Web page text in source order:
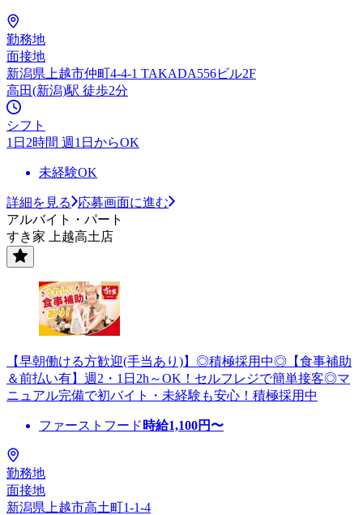
勤務地
面接地
新潟県上越市仲町4-4-1 TAKADA556ビル2F
高田(新潟)駅 徒歩2分
シフト
1日2時間 週1日からOK
未経験OK
詳細を見る
応募画面に進む
アルバイト・パート
すき家 上越高土店
【早朝働ける方歓迎(手当あり)】◎積極採用中◎【食事補助
＆前払い有】週2・1日2h～OK！セルフレジで簡単接客◎マ
ニュアル完備で初バイト・未経験も安心！積極採用中
ファーストフード 時給1,100円〜
勤務地
面接地
新潟県上越市高土町1-1-4